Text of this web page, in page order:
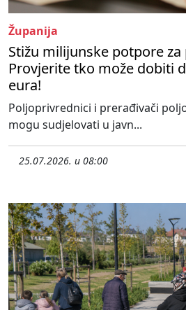
Županija
Stižu milijunske potpore
Provjerite tko može dobiti
eura!
Poljoprivrednici i prerađivači
mogu sudjelovati u javn...
25.07.2026. u 08:00